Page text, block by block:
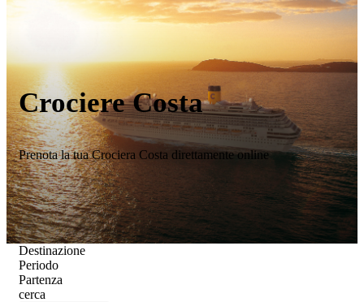
Crociere Costa
Prenota la tua Crociera Costa direttamente online
Destinazione
Periodo
Partenza
cerca